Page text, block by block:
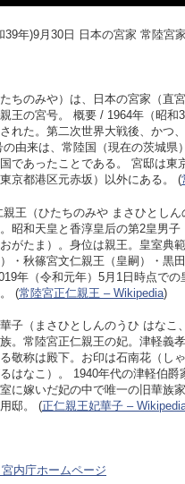
39年)9月30日 日本の宮家 常陸宮
ちのみや）は、日本の宮家（直
王の宮号。 概要 / 1964年（昭
れた。第二次世界大戦後、かつ
由来は、常陸国（現在の茨城県
であったことである。 宮邸は
京都港区元赤坂）以外にある。 (
王（ひたちのみや まさひとしん
昭和天皇と香淳皇后の第2皇男
がたま）。身位は親王。皇室典
）・秋篠宮文仁親王（皇嗣）・黒
年（令和元年）5月1日時点で
(常陸宮正仁親王 – Wikipedia)
子（まさひとしんのうひ はなこ
。常陸宮正仁親王の妃。津軽義
敬称は殿下。お印は石南花（し
はなこ）。 1940年代の津軽伯
に嫁いだ妃の中で唯一の旧華族
邸。 (正仁親王妃華子 –
内庁ホームページ